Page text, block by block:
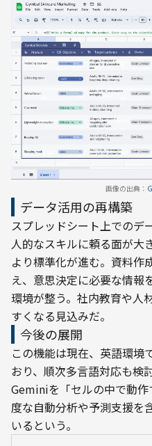
画像の出典：
データ活用の再構築
スプレッドシート上でのデ
人的なスキルに頼る面が大
より標準化が進む。資料作
え、意思決定に必要な情報
環境が整う。社内教育や人
すくなる見込みだ。
今後の展開
この機能は現在、英語環境
おり、順次多言語対応も検
Geminiを「セルの中で動
度な自動分析や予測支援を
いるという。